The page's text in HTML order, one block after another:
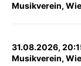
Musikverein,
31.08.2026,
Musikverein,